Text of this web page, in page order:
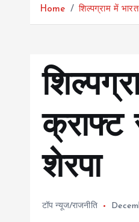
Home शिल्पग्राम में
क्राफ्ट
शेरपा
टॉप न्यूज/राजनीति